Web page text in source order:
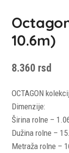
10.6m)
8.360 rsd
OCTAGON
Dimenzije:
Širina rolne –
Dužina rolne –
Metraža rolne –